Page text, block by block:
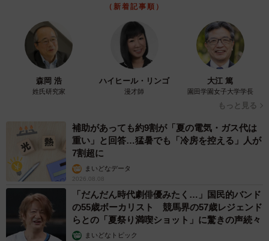
（新着記事順）
森岡 浩
姓氏研究家
ハイヒール・リンゴ
漫才師
大江 篤
園田学園女子大学学長
もっと見る
補助があっても約9割が「夏の電気・ガス代は
重い」と回答…猛暑でも「冷房を控える」人が
7割超に
まいどなデータ
2026.08.08
「だんだん時代劇俳優みたく…」国民的バンド
の55歳ボーカリスト 競馬界の57歳レジェンド
らとの「夏祭り満喫ショット」に驚きの声続々
まいどなトピック